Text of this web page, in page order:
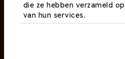
die ze hebben verzameld
van hun services.